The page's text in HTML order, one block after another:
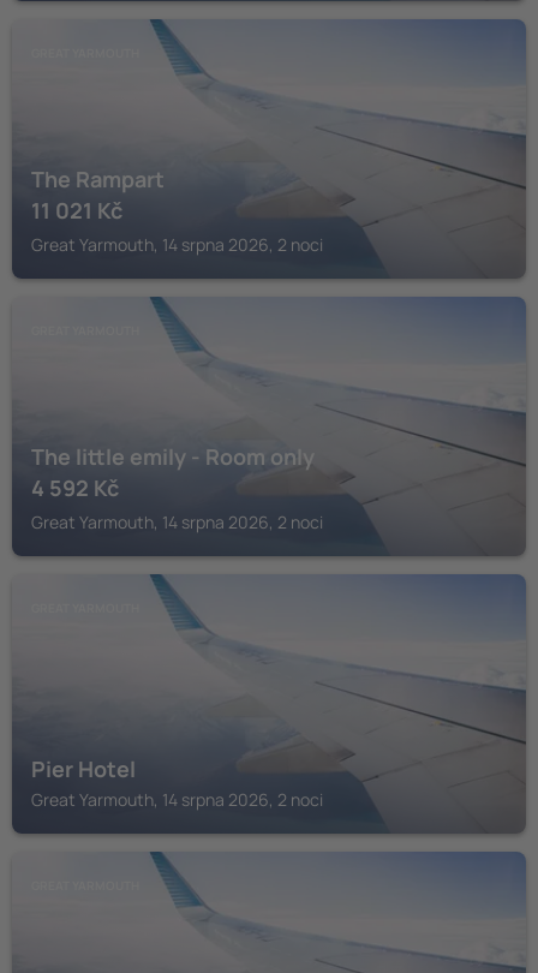
The Rampart
11 021 Kč
Great Yarmouth, 14 srpna 2026, 2 noci
The little emily - Room only
4 592 Kč
Great Yarmouth, 14 srpna 2026, 2 noci
Pier Hotel
Great Yarmouth, 14 srpna 2026, 2 noci